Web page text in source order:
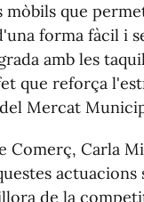
mòbils que
forma fàcil i
amb les
que reforça
Mercat
Comerç, Carla
actuacions
de la